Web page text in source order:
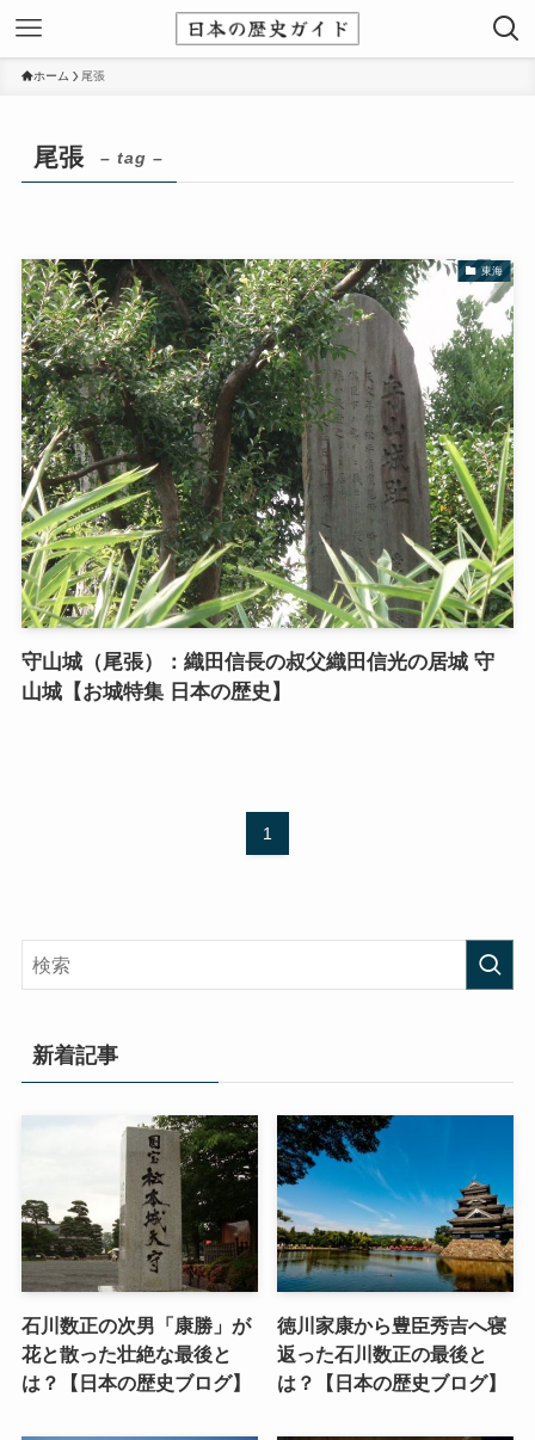
ホーム 尾張
尾張 – tag –
東海
守山城（尾張）：織田信長の叔父織田信光の居城 守
山城【お城特集 日本の歴史】
1
新着記事
石川数正の次男「康勝」が
花と散った壮絶な最後と
は？【日本の歴史ブログ】
徳川家康から豊臣秀吉へ寝
返った石川数正の最後と
は？【日本の歴史ブログ】